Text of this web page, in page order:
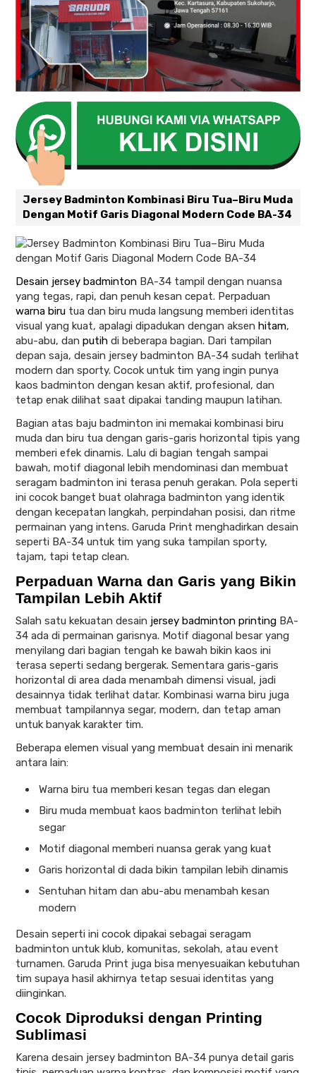
Jersey Badminton Kombinasi Biru Tua–Biru Muda
Dengan Motif Garis Diagonal Modern Code BA-34
Desain jersey badminton BA-34 tampil dengan nuansa
yang tegas, rapi, dan penuh kesan cepat. Perpaduan
warna biru tua dan biru muda langsung memberi identitas
visual yang kuat, apalagi dipadukan dengan aksen hitam,
abu-abu, dan putih di beberapa bagian. Dari tampilan
depan saja, desain jersey badminton BA-34 sudah terlihat
modern dan sporty. Cocok untuk tim yang ingin punya
kaos badminton dengan kesan aktif, profesional, dan
tetap enak dilihat saat dipakai tanding maupun latihan.
Bagian atas baju badminton ini memakai kombinasi biru
muda dan biru tua dengan garis-garis horizontal tipis yang
memberi efek dinamis. Lalu di bagian tengah sampai
bawah, motif diagonal lebih mendominasi dan membuat
seragam badminton ini terasa penuh gerakan. Pola seperti
ini cocok banget buat olahraga badminton yang identik
dengan kecepatan langkah, perpindahan posisi, dan ritme
permainan yang intens. Garuda Print menghadirkan desain
seperti BA-34 untuk tim yang suka tampilan sporty,
tajam, tapi tetap clean.
Perpaduan Warna dan Garis yang Bikin
Tampilan Lebih Aktif
Salah satu kekuatan desain jersey badminton printing BA-
34 ada di permainan garisnya. Motif diagonal besar yang
menyilang dari bagian tengah ke bawah bikin kaos ini
terasa seperti sedang bergerak. Sementara garis-garis
horizontal di area dada menambah dimensi visual, jadi
desainnya tidak terlihat datar. Kombinasi warna biru juga
membuat tampilannya segar, modern, dan tetap aman
untuk banyak karakter tim.
Beberapa elemen visual yang membuat desain ini menarik
antara lain:
Warna biru tua memberi kesan tegas dan elegan
Biru muda membuat kaos badminton terlihat lebih
segar
Motif diagonal memberi nuansa gerak yang kuat
Garis horizontal di dada bikin tampilan lebih dinamis
Sentuhan hitam dan abu-abu menambah kesan
modern
Desain seperti ini cocok dipakai sebagai seragam
badminton untuk klub, komunitas, sekolah, atau event
turnamen. Garuda Print juga bisa menyesuaikan kebutuhan
tim supaya hasil akhirnya tetap sesuai identitas yang
diinginkan.
Cocok Diproduksi dengan Printing
Sublimasi
Karena desain jersey badminton BA-34 punya detail garis